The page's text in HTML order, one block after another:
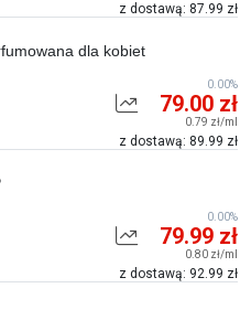
z dostawą: 87.99 zł
dla kobiet
79.00 zł
0.79 zł/ml
z dostawą: 89.99 zł
0.00%
79.99 zł
0.80 zł/ml
z dostawą: 92.99 zł
0.00%